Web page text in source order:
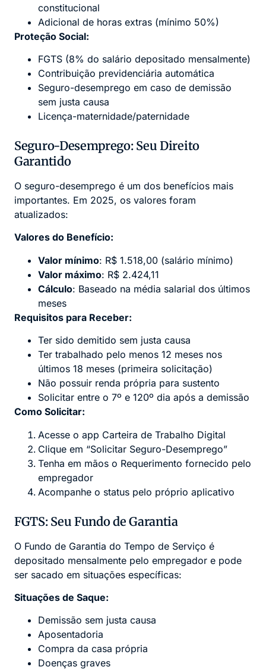
constitucional
Adicional de horas extras (mínimo 50%)
Proteção Social:
FGTS (8% do salário depositado mensalmente)
Contribuição previdenciária automática
Seguro-desemprego em caso de demissão
sem justa causa
Licença-maternidade/paternidade
Seguro-Desemprego: Seu Direito
Garantido
O seguro-desemprego é um dos benefícios mais
importantes. Em 2025, os valores foram
atualizados:
Valores do Benefício:
Valor mínimo: R$ 1.518,00 (salário mínimo)
Valor máximo: R$ 2.424,11
Cálculo: Baseado na média salarial dos últimos
meses
Requisitos para Receber:
Ter sido demitido sem justa causa
Ter trabalhado pelo menos 12 meses nos
últimos 18 meses (primeira solicitação)
Não possuir renda própria para sustento
Solicitar entre o 7º e 120º dia após a demissão
Como Solicitar:
Acesse o app Carteira de Trabalho Digital
Clique em “Solicitar Seguro-Desemprego”
Tenha em mãos o Requerimento fornecido pelo
empregador
Acompanhe o status pelo próprio aplicativo
FGTS: Seu Fundo de Garantia
O Fundo de Garantia do Tempo de Serviço é
depositado mensalmente pelo empregador e pode
ser sacado em situações específicas:
Situações de Saque:
Demissão sem justa causa
Aposentadoria
Compra da casa própria
Doenças graves